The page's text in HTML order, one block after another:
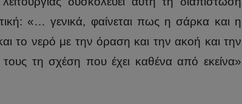
«… γενικά, φαίνεται πως η σάρκα και η
το νερό με την όραση και την ακοή και την
τη σχέση που έχει καθένα από εκείνα»